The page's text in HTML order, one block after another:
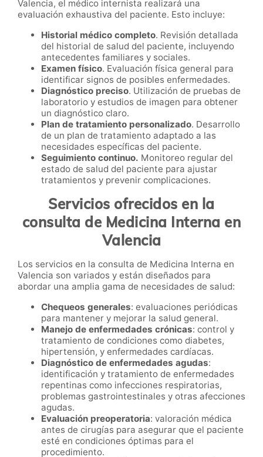
Valencia, el médico internista realizará una
evaluación exhaustiva del paciente. Esto incluye:
Historial médico completo. Revisión detallada
del historial de salud del paciente, incluyendo
antecedentes familiares y sociales.
Examen físico. Evaluación física general para
identificar signos de posibles enfermedades.
Diagnóstico preciso. Utilización de pruebas de
laboratorio y estudios de imagen para obtener
un diagnóstico claro.
Plan de tratamiento personalizado. Desarrollo
de un plan de tratamiento adaptado a las
necesidades específicas del paciente.
Seguimiento continuo. Monitoreo regular del
estado de salud del paciente para ajustar
tratamientos y prevenir complicaciones.
Servicios ofrecidos en la
consulta de Medicina Interna en
Valencia
Los servicios en la consulta de Medicina Interna en
Valencia son variados y están diseñados para
abordar una amplia gama de necesidades de salud:
Chequeos generales: evaluaciones periódicas
para mantener y mejorar la salud general.
Manejo de enfermedades crónicas: control y
tratamiento de condiciones como diabetes,
hipertensión, y enfermedades cardíacas.
Diagnóstico de enfermedades agudas:
identificación y tratamiento de enfermedades
repentinas como infecciones respiratorias,
problemas gastrointestinales y otras afecciones
agudas.
Evaluación preoperatoria: valoración médica
antes de cirugías para asegurar que el paciente
esté en condiciones óptimas para el
procedimiento.